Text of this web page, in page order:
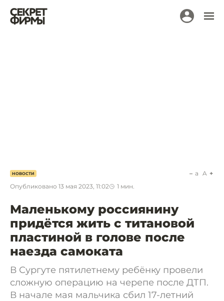
НОВОСТИ
Опубликовано 13 мая 2023, 11:02 1 мин.
a A
Маленькому россиянину
придётся жить с титановой
пластиной в голове после
наезда самоката
В Сургуте пятилетнему ребёнку провели
сложную операцию на черепе после ДТП.
В начале мая мальчика сбил 17-летний